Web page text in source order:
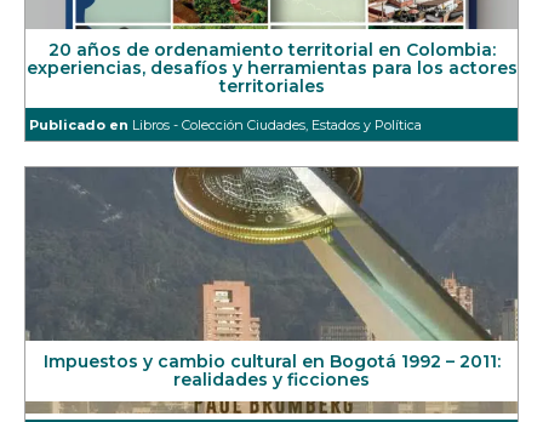
20 años de ordenamiento territorial en Colombia:
experiencias, desafíos y herramientas para los actores
territoriales
Publicado en Libros - Colección Ciudades, Estados y Política
Impuestos y cambio cultural en Bogotá 1992 – 2011:
realidades y ficciones